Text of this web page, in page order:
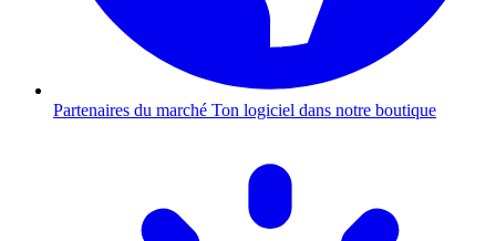
Partenaires du marché Ton logiciel dans notre boutique